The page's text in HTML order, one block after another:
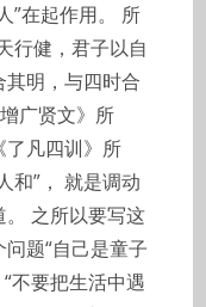
”在起作用。 所
行健，君子以自
明，与四时合
广贤文》所
了凡四训》所
和”， 就是调动
。 之所以要写这
题“自己是童子
不要把生活中遇